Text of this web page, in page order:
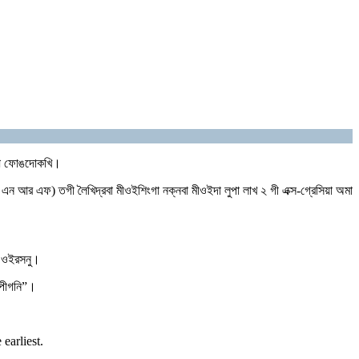
ফোঙদোকখি।
আর এফ) তগী লৈখিদ্রবা মীওইশিংগা নক্নবা মীওইদা লুপা লাখ ২ গী এক্স-গ্রেসিয়া অমা
ওইরসনু।